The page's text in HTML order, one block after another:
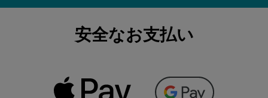
安全なお支払い